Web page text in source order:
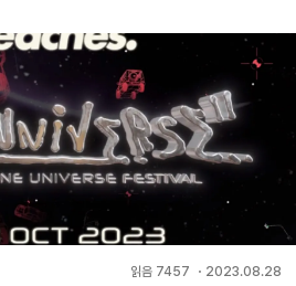
읽음 7457 ・ 2023.08.28